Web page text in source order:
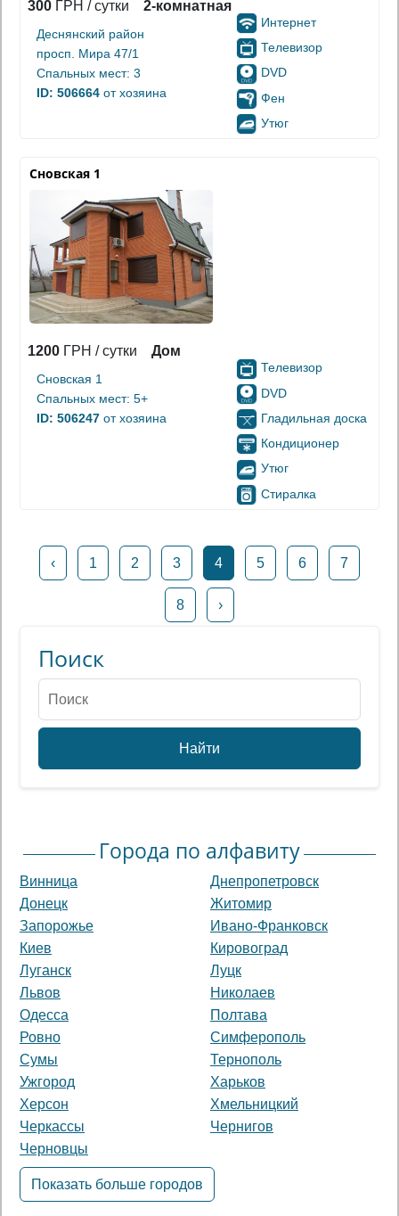
300 ГРН / сутки 2-комнатная
Деснянский район
просп. Мира 47/1
Спальных мест: 3
ID: 506664 от хозяина
Интернет
Телевизор
DVD
Фен
Утюг
Сновская 1
1200 ГРН / сутки Дом
Сновская 1
Спальных мест: 5+
ID: 506247 от хозяина
Телевизор
DVD
Гладильная доска
Кондиционер
Утюг
Стиралка
‹ 1 2 3 4 5 6 7
8 ›
Поиск
Найти
Города по алфавиту
Винница
Днепропетровск
Донецк
Житомир
Запорожье
Ивано-Франковск
Киев
Кировоград
Луганск
Луцк
Львов
Николаев
Одесса
Полтава
Ровно
Симферополь
Сумы
Тернополь
Ужгород
Харьков
Херсон
Хмельницкий
Черкассы
Чернигов
Черновцы
Показать больше городов